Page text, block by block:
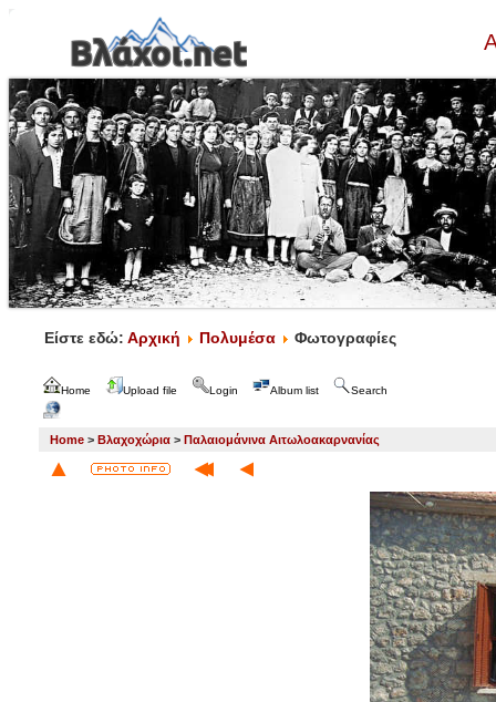
Είστε εδώ: Αρχική Πολυμέσα Φωτογραφίες
Home Upload file Login Album list Search
Home > Βλαχοχώρια > Παλαιομάνινα Αιτωλοακαρνανίας